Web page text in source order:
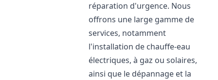
réparation d'urgence. Nous
offrons une large gamme de
services, notamment
l'installation de chauffe-eau
électriques, à gaz ou solaires,
ainsi que le dépannage et la